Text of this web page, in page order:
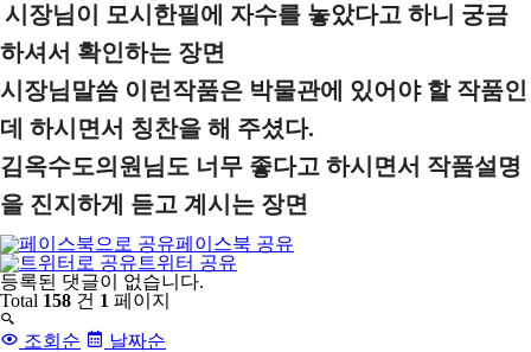
시장님이 모시한필에 자수를 놓았다고 하니 궁금
하셔서 확인하는 장면
시장님말씀 이런작품은 박물관에 있어야 할 작품인
데 하시면서 칭찬을 해 주셨다.
김옥수도의원님도 너무 좋다고 하시면서 작품설명
을 진지하게 듣고 계시는 장면
페이스북 공유
트위터 공유
댓
글
목
록
등록된 댓글이 없습니다.
Total 158 건 1 페이지
조회순
날짜순